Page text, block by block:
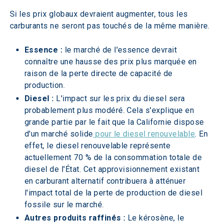
Si les prix globaux devraient augmenter, tous les
carburants ne seront pas touchés de la même manière.
Essence : le marché de l'essence devrait
connaître une hausse des prix plus marquée en
raison de la perte directe de capacité de
production.
Diesel : L'impact sur les prix du diesel sera
probablement plus modéré. Cela s'explique en
grande partie par le fait que la Californie dispose
d'un marché solide pour le diesel renouvelable. En
effet, le diesel renouvelable représente
actuellement 70 % de la consommation totale de
diesel de l'État. Cet approvisionnement existant
en carburant alternatif contribuera à atténuer
l'impact total de la perte de production de diesel
fossile sur le marché.
Autres produits raffinés : Le kérosène, le